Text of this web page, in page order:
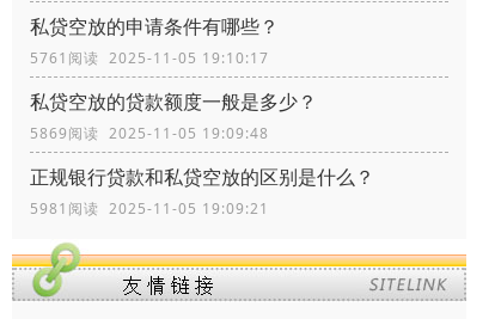
私贷空放的申请条件有哪些？
5761阅读 2025-11-05 19:10:17
私贷空放的贷款额度一般是多少？
5869阅读 2025-11-05 19:09:48
正规银行贷款和私贷空放的区别是什么？
5981阅读 2025-11-05 19:09:21